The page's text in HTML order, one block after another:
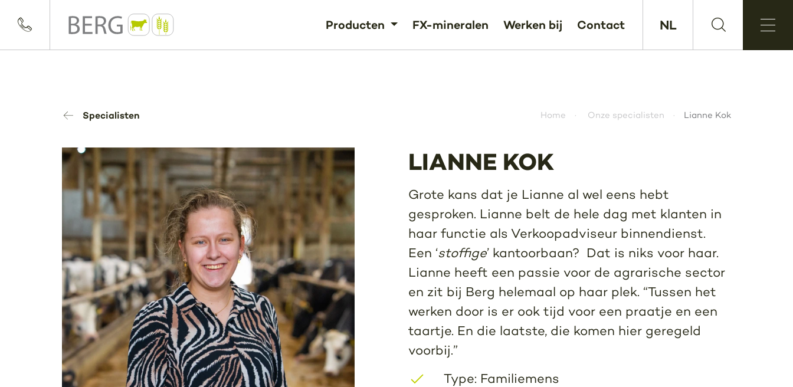
Producten FX-mineralen Werken bij Contact NL
Specialisten Home Onze specialisten Lianne Kok
LIANNE KOK
Grote kans dat je Lianne al wel eens hebt
gesproken. Lianne belt de hele dag met klanten in
haar functie als Verkoopadviseur binnendienst.
Een ‘stoffige’ kantoorbaan? Dat is niks voor haar.
Lianne heeft een passie voor de agrarische sector
en zit bij Berg helemaal op haar plek. “Tussen het
werken door is er ook tijd voor een praatje en een
taartje. En die laatste, die komen hier geregeld
voorbij.”
Type: Familiemens